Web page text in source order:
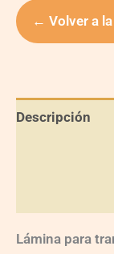
← Volver a
Descripción
Lámina para